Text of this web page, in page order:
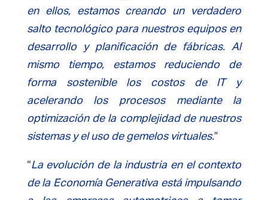
en ellos, estamos creando un verdadero
salto tecnológico para nuestros equipos en
desarrollo y planificación de fábricas. Al
mismo tiempo, estamos reduciendo de
forma sostenible los costos de IT y
acelerando los procesos mediante la
optimización de la complejidad de nuestros
sistemas y el uso de gemelos virtuales.”
“La evolución de la industria en el contexto
de la Economía Generativa está impulsando